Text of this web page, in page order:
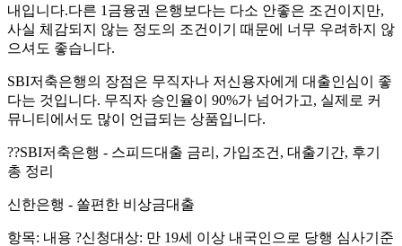
내입니다.다른 1금융권 은행보다는 다소 안좋은 조건이지만,
사실 체감되지 않는 정도의 조건이기 때문에 너무 우려하지 않
으셔도 좋습니다.
SBI저축은행의 장점은 무직자나 저신용자에게 대출인심이 좋
다는 것입니다. 무직자 승인율이 90%가 넘어가고, 실제로 커
뮤니티에서도 많이 언급되는 상품입니다.
?‍?SBI저축은행 - 스피드대출 금리, 가입조건, 대출기간, 후기
총 정리
신한은행 - 쏠편한 비상금대출
항목: 내용 ?신청대상: 만 19세 이상 내국인으로 당행 심사기준